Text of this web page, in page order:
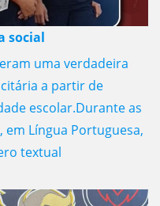
social
uma verdadeira
a partir de
escolar.Durante as
em Língua Portuguesa,
textual